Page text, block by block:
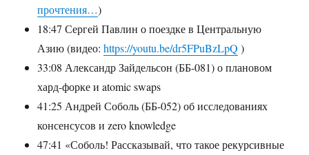
прочтения…)
18:47 Сергей Павлин о поездке в Центральную
Азию (видео:https://youtu.be/dr5FPuBzLpQ )
33:08 Александр Зайдельсон (ББ-081) о плановом
хард-форке и atomic swaps
41:25 Андрей Соболь (ББ-052) об исследованиях
консенсусов и zero knowledge
47:41 «Соболь! Рассказывай, что такое рекурсивные